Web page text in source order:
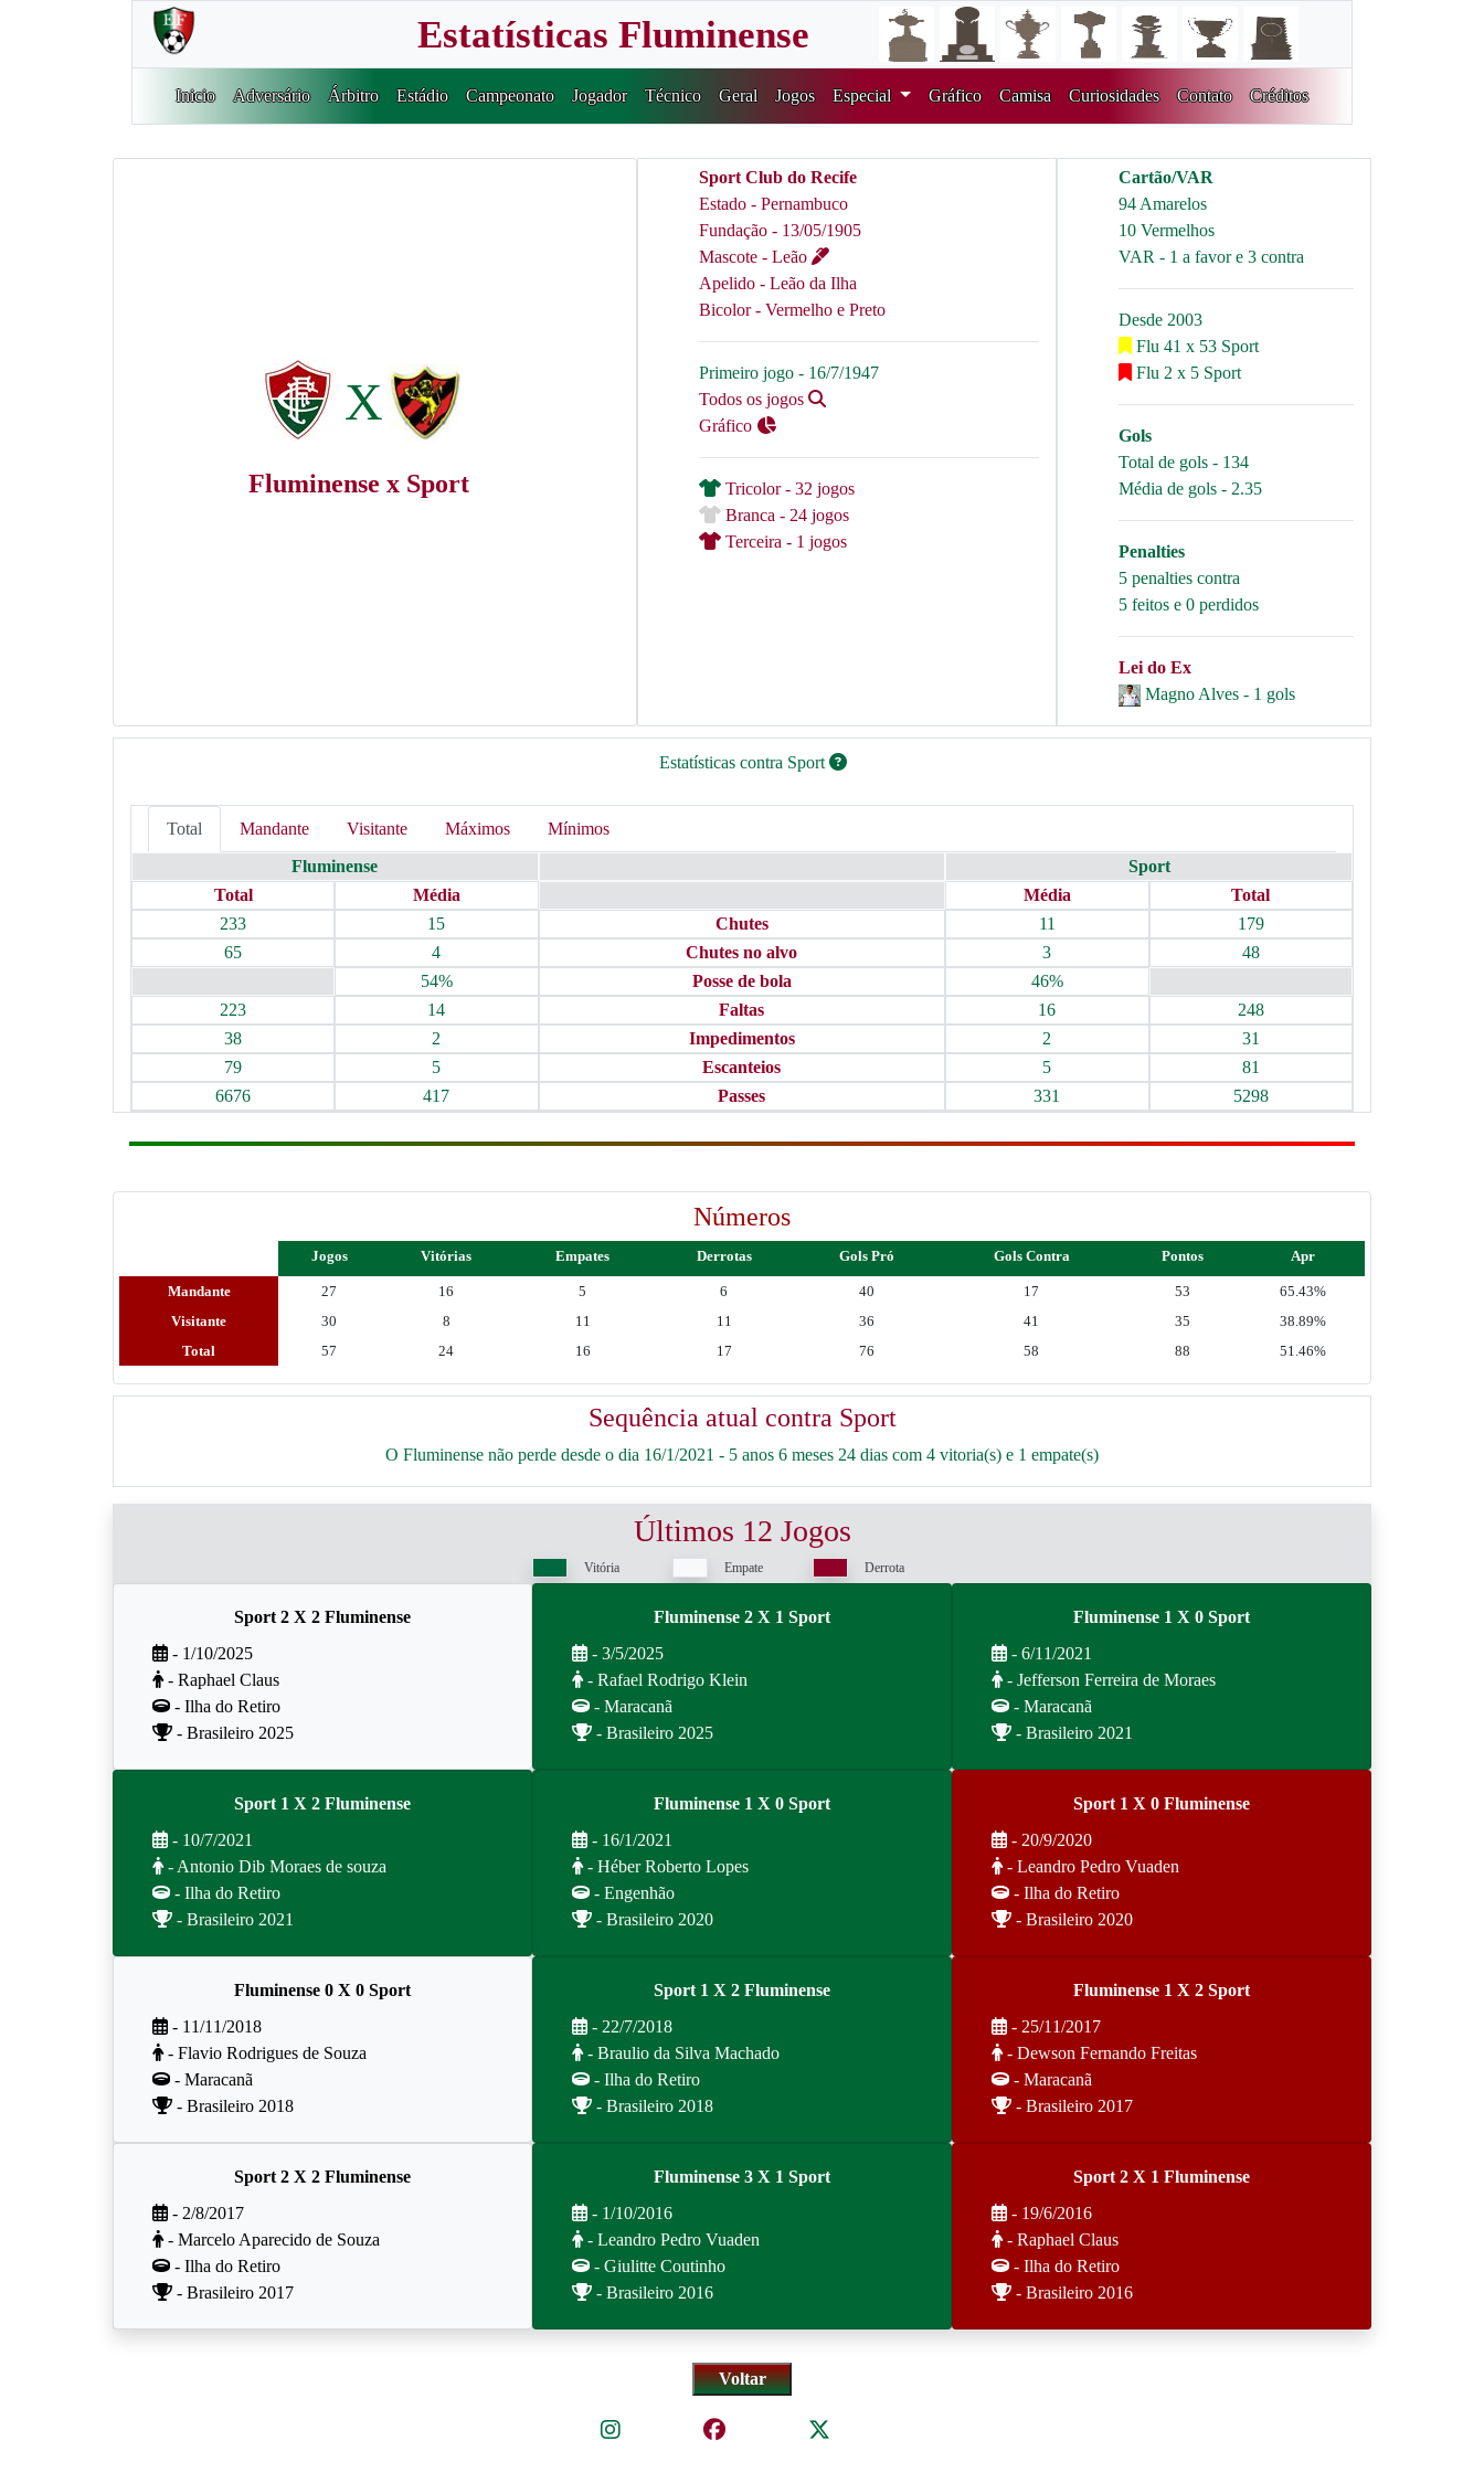
Estatísticas Fluminense
Inicio Adversário Árbitro Estádio Campeonato Jogador Técnico Geral Jogos Especial Gráfico Camisa Curiosidades Contato Créditos
X
Fluminense x Sport
Sport Club do Recife
Estado - Pernambuco
Fundação - 13/05/1905
Mascote - Leão
Apelido - Leão da Ilha
Bicolor - Vermelho e Preto
Primeiro jogo - 16/7/1947
Todos os jogos
Gráfico
Tricolor - 32 jogos
Branca - 24 jogos
Terceira - 1 jogos
Cartão/VAR
94 Amarelos
10 Vermelhos
VAR - 1 a favor e 3 contra
Desde 2003
Flu 41 x 53 Sport
Flu 2 x 5 Sport
Gols
Total de gols - 134
Média de gols - 2.35
Penalties
5 penalties contra
5 feitos e 0 perdidos
Lei do Ex
Magno Alves - 1 gols
Estatísticas contra Sport
Total Mandante Visitante Máximos
Mínimos
Fluminense
Sport
Total
Média Média
Total
233
15 Chutes 11
179
65
4 Chutes no alvo 3
48
54%
Posse de bola
46%
223
14 Faltas 16
248
38
2 Impedimentos 2
31
79
5 Escanteios 5
81
6676
417 Passes 331 5298
Números
Jogos Vitórias Empates Derrotas Gols Pró Gols Contra Pontos Apr
Mandante 27 16 5 6 40 17 53
65.43%
Visitante
30 8 11 11 36 41 35
38.89%
Total
57 24 16 17 76 58 88 51.46%
Sequência atual contra Sport
O Fluminense não perde desde o dia 16/1/2021 - 5 anos 6 meses 24 dias com 4 vitoria(s) e 1 empate(s)
Últimos 12 Jogos
Vitória Empate Derrota
Sport 2 X 2 Fluminense
- 1/10/2025
- Raphael Claus
- Ilha do Retiro
- Brasileiro 2025
Fluminense 2 X 1 Sport
- 3/5/2025
- Rafael Rodrigo Klein
- Maracanã
- Brasileiro 2025
Fluminense 1 X 0 Sport
- 6/11/2021
- Jefferson Ferreira de Moraes
- Maracanã
- Brasileiro 2021
Sport 1 X 2 Fluminense
- 10/7/2021
- Antonio Dib Moraes de souza
- Ilha do Retiro
- Brasileiro 2021
Fluminense 1 X 0 Sport
- 16/1/2021
- Héber Roberto Lopes
- Engenhão
- Brasileiro 2020
Sport 1 X 0 Fluminense
- 20/9/2020
- Leandro Pedro Vuaden
- Ilha do Retiro
- Brasileiro 2020
Fluminense 0 X 0 Sport
- 11/11/2018
- Flavio Rodrigues de Souza
- Maracanã
- Brasileiro 2018
Sport 1 X 2 Fluminense
- 22/7/2018
- Braulio da Silva Machado
- Ilha do Retiro
- Brasileiro 2018
Fluminense 1 X 2 Sport
- 25/11/2017
- Dewson Fernando Freitas
- Maracanã
- Brasileiro 2017
Sport 2 X 2 Fluminense
- 2/8/2017
- Marcelo Aparecido de Souza
- Ilha do Retiro
- Brasileiro 2017
Fluminense 3 X 1 Sport
- 1/10/2016
- Leandro Pedro Vuaden
- Giulitte Coutinho
- Brasileiro 2016
Sport 2 X 1 Fluminense
- 19/6/2016
- Raphael Claus
- Ilha do Retiro
- Brasileiro 2016